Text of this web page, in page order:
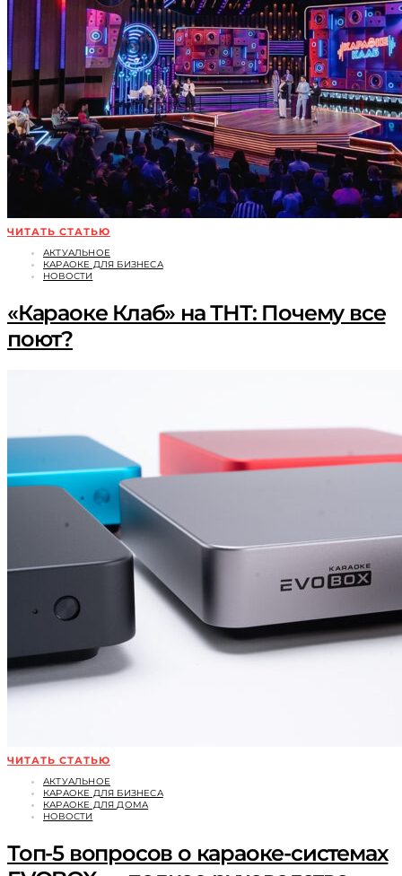
ЧИТАТЬ СТАТЬЮ
АКТУАЛЬНОЕ
КАРАОКЕ ДЛЯ БИЗНЕСА
НОВОСТИ
«Караоке Клаб» на ТНТ: Почему все
поют?
ЧИТАТЬ СТАТЬЮ
АКТУАЛЬНОЕ
КАРАОКЕ ДЛЯ БИЗНЕСА
КАРАОКЕ ДЛЯ ДОМА
НОВОСТИ
Топ-5 вопросов о караоке-системах